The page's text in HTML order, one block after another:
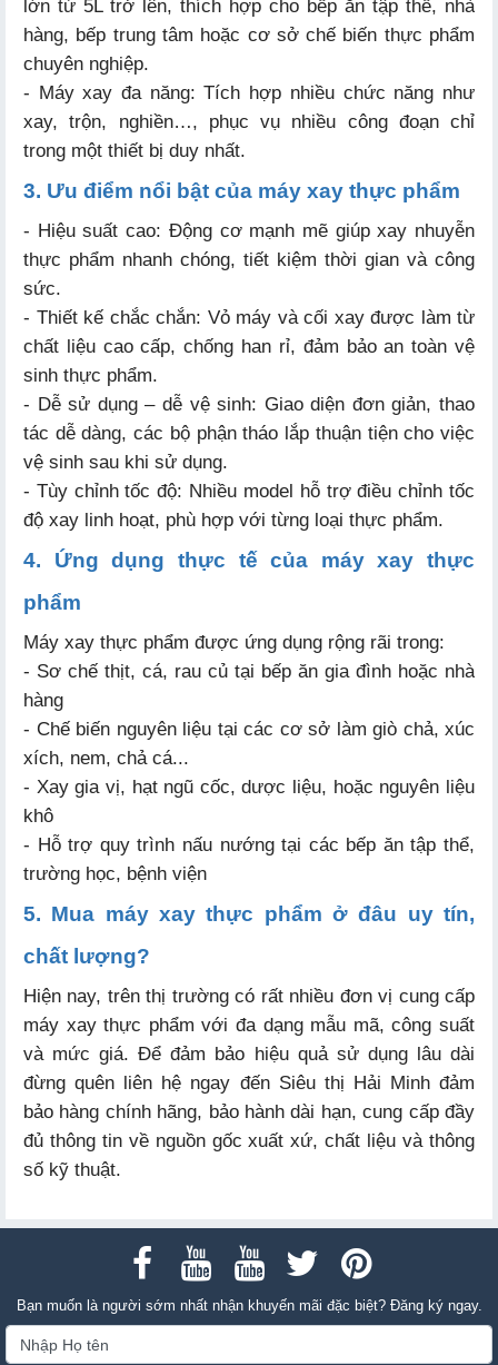
lớn từ 5L trở lên, thích hợp cho bếp ăn tập thể, nhà
hàng, bếp trung tâm hoặc cơ sở chế biến thực phẩm
chuyên nghiệp.
- Máy xay đa năng: Tích hợp nhiều chức năng như
xay, trộn, nghiền…, phục vụ nhiều công đoạn chỉ
trong một thiết bị duy nhất.
3. Ưu điểm nổi bật của máy xay thực phẩm
- Hiệu suất cao: Động cơ mạnh mẽ giúp xay nhuyễn
thực phẩm nhanh chóng, tiết kiệm thời gian và công
sức.
- Thiết kế chắc chắn: Vỏ máy và cối xay được làm từ
chất liệu cao cấp, chống han rỉ, đảm bảo an toàn vệ
sinh thực phẩm.
- Dễ sử dụng – dễ vệ sinh: Giao diện đơn giản, thao
tác dễ dàng, các bộ phận tháo lắp thuận tiện cho việc
vệ sinh sau khi sử dụng.
- Tùy chỉnh tốc độ: Nhiều model hỗ trợ điều chỉnh tốc
độ xay linh hoạt, phù hợp với từng loại thực phẩm.
4. Ứng dụng thực tế của máy xay thực
phẩm
Máy xay thực phẩm được ứng dụng rộng rãi trong:
- Sơ chế thịt, cá, rau củ tại bếp ăn gia đình hoặc nhà
hàng
- Chế biến nguyên liệu tại các cơ sở làm giò chả, xúc
xích, nem, chả cá...
- Xay gia vị, hạt ngũ cốc, dược liệu, hoặc nguyên liệu
khô
- Hỗ trợ quy trình nấu nướng tại các bếp ăn tập thể,
trường học, bệnh viện
5. Mua máy xay thực phẩm ở đâu uy tín,
chất lượng?
Hiện nay, trên thị trường có rất nhiều đơn vị cung cấp
máy xay thực phẩm với đa dạng mẫu mã, công suất
và mức giá. Để đảm bảo hiệu quả sử dụng lâu dài
đừng quên liên hệ ngay đến Siêu thị Hải Minh đảm
bảo hàng chính hãng, bảo hành dài hạn, cung cấp đầy
đủ thông tin về nguồn gốc xuất xứ, chất liệu và thông
số kỹ thuật.
Bạn muốn là người sớm nhất nhận khuyến mãi đặc biệt? Đăng ký ngay.